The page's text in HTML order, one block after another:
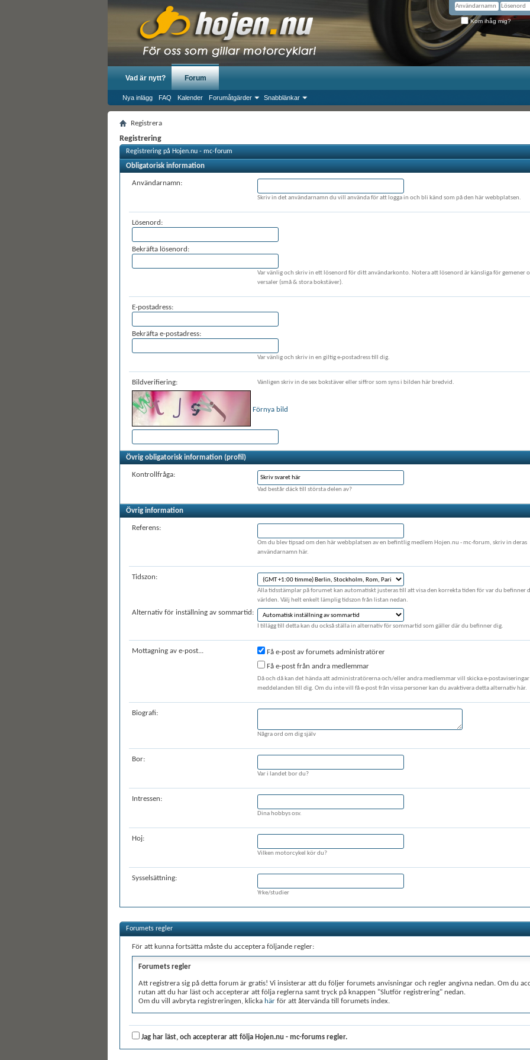
Kom ihåg mig?
Vad är nytt? Forum
Nya inlägg FAQ Kalender Forumåtgärder Snabblänkar
Registrera
Registrering
Registrering på Hojen.nu - mc-forum
Obligatorisk information
Användarnamn:
Skriv in det användarnamn du vill använda för att logga in och bli känd som på den här webbplatsen.
Lösenord:
Bekräfta lösenord:
Var vänlig och skriv in ett lösenord för ditt användarkonto. Notera att lösenord är känsliga för gemener
versaler (små & stora bokstäver).
E-postadress:
Bekräfta e-postadress:
Var vänlig och skriv in en giltig e-postadress till dig.
Bildverifiering: Vänligen skriv in de sex bokstäver eller siffror som syns i bilden här bredvid.
Förnya bild
Övrig obligatorisk information (profil)
Kontrollfråga:
Vad består däck till största delen av?
Övrig information
Referens:
Om du blev tipsad om den här webbplatsen av en befintlig medlem Hojen.nu - mc-forum, skriv in deras
användarnamn här.
Tidszon:
Alla tidsstämplar på forumet kan automatiskt justeras till att visa den korrekta tiden för var du befinner
världen. Välj helt enkelt lämplig tidszon från listan nedan.
Alternativ för inställning av sommartid:
I tillägg till detta kan du också ställa in alternativ för sommartid som gäller där du befinner dig.
Mottagning av e-post...
Få e-post av forumets administratörer
Få e-post från andra medlemmar
Då och då kan det hända att administratörerna och/eller andra medlemmar vill skicka e-
meddelanden till dig. Om du inte vill få e-post från vissa personer kan du avaktivera detta alternativ här.
Biografi:
Några ord om dig själv
Bor:
Var i landet bor du?
Intressen:
Dina hobbys osv.
Hoj:
Vilken motorcykel kör du?
Sysselsättning:
Yrke/studier
Forumets regler
För att kunna fortsätta måste du acceptera följande regler:
Forumets regler
Att registrera sig på detta forum är gratis! Vi insisterar att du följer forumets anvisningar och regler angivna nedan. Om du
rutan att du har läst och accepterar att följa reglerna samt tryck på knappen "Slutför registrering" nedan.
Om du vill avbryta registreringen, klicka här för att återvända till forumets index.
granska alla meddelanden. Alla meddelanden uttrycker den enskilde författarens åsikter. Varken ägarna av Hojen.nu - mc-
(utvecklare av vBulletin) kan hållas ansvariga för innehållet i något meddelande.
Genom att acceptera dessa regler garanterar du att du inte kommer att posta några meddelande som är obscena, vulgära,
Jag har läst, och accepterar att följa Hojen.nu - mc-forums regler.